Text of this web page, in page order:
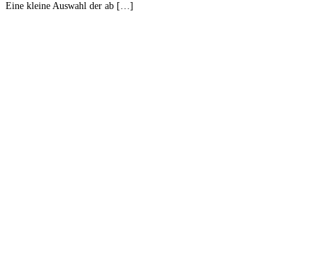
Eine kleine Auswahl der ab […]